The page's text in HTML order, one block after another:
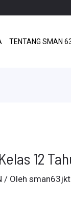
TENTANG SMAN
12
/ Olehsman63jkt